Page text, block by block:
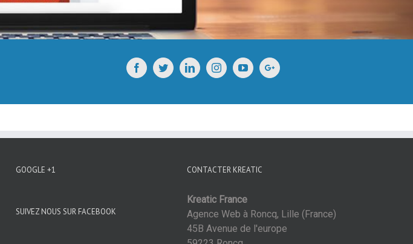
GOOGLE +1
SUIVEZ NOUS SUR FACEBOOK
CONTACTER KREATIC
Kreatic France
Agence Web à Roncq, Lille (France)
45B Avenue de l'europe